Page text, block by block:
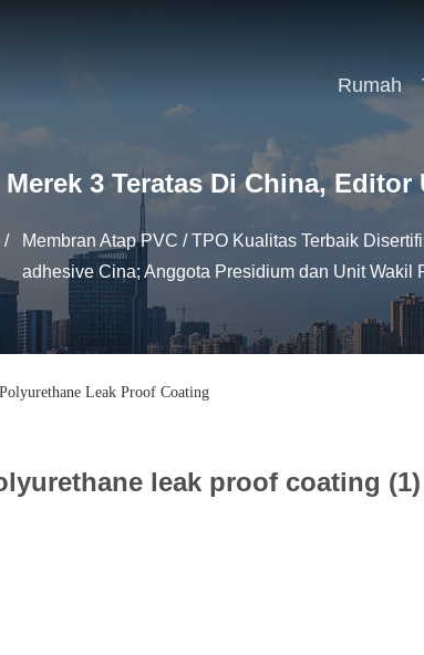
Rumah
Merek 3 Teratas Di China,
/
Membran Atap PVC / TPO Kualitas Terbaik
adhesive Cina; Anggota Presidium dan Unit Wakil
Polyurethane Leak Proof Coating
leak proof coating (1)